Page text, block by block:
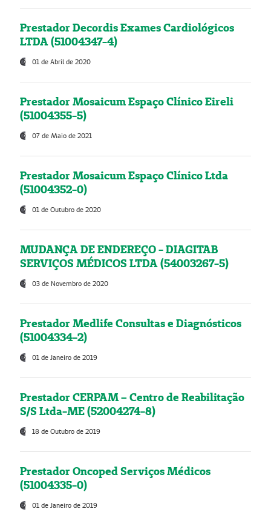
Prestador Decordis Exames Cardiológicos
LTDA (51004347-4)
01 de Abril de 2020
Prestador Mosaicum Espaço Clínico Eireli
(51004355-5)
07 de Maio de 2021
Prestador Mosaicum Espaço Clínico Ltda
(51004352-0)
01 de Outubro de 2020
MUDANÇA DE ENDEREÇO - DIAGITAB
SERVIÇOS MÉDICOS LTDA (54003267-5)
03 de Novembro de 2020
Prestador Medlife Consultas e Diagnósticos
(51004334-2)
01 de Janeiro de 2019
Prestador CERPAM – Centro de Reabilitação
S/S Ltda-ME (52004274-8)
18 de Outubro de 2019
Prestador Oncoped Serviços Médicos
(51004335-0)
01 de Janeiro de 2019